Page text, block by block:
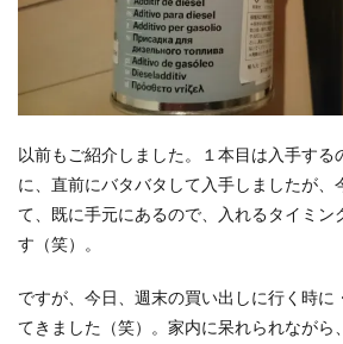
以前もご紹介しました。１本目は入手する
に、直前にバタバタして入手しましたが、
て、既に手元にあるので、入れるタイミン
す（笑）。
ですが、今日、週末の買い出しに行く時に
てきました（笑）。家内に呆れられながら